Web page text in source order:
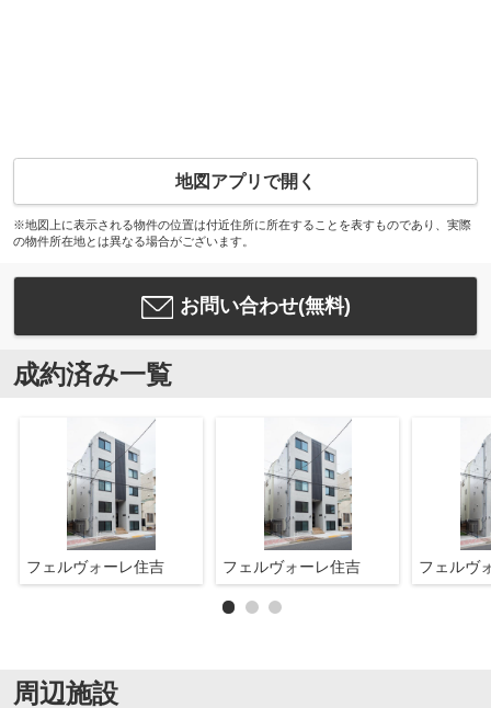
地図アプリで開く
※地図上に表示される物件の位置は付近住所に所在することを表すものであり、実際
の物件所在地とは異なる場合がございます。
お問い合わせ(無料)
成約済み一覧
フェルヴォーレ住吉 フェルヴォーレ住吉 フェルヴ
周辺施設